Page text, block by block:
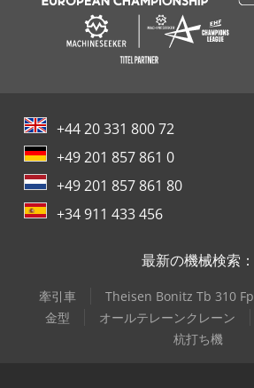
+44 20 331 800 72
+49 201 857 861 0
+49 201 857 861 80
+34 911 433 456
最新の機械検索：
牽引車 Theisen Bonitz Tb 310 Fp
金型
オールテレーンクレーン
杭打ち機